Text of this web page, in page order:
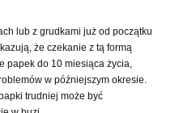
lub z grudkami już od początku
że czekanie z tą formą
papek do 10 miesiąca życia,
w późniejszym okresie.
trudniej może być